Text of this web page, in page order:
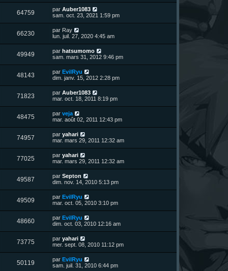
u
s
i
e
r
m
e
s
s
a
g
e
64759V
u
s
D
e
i
e
r
m
e
s
s
a
g
e
par Auber1083
sam. oct. 23, 2021 1:59 pm
66230V
u
s
D
e
i
e
r
m
e
s
s
a
g
e
par Ray
lun. juil. 27, 2020 4:45 am
49949V
u
s
D
e
i
e
r
m
e
s
s
a
g
e
par hatsumomo
sam. mars 31, 2012 9:46 pm
48143V
u
s
D
e
i
e
r
m
e
s
s
a
g
e
par EvilRyu
dim. janv. 15, 2012 2:28 pm
71823V
u
s
D
e
i
e
r
m
e
s
s
a
g
e
par Auber1083
mar. oct. 18, 2011 8:19 pm
48475V
u
s
D
e
i
e
r
m
e
s
s
a
g
e
par veja
mar. août 02, 2011 12:43 pm
74957V
u
s
D
e
i
e
r
m
e
s
s
a
g
e
par yahari
mar. mars 29, 2011 12:32 am
77025V
u
s
D
e
i
e
r
m
e
s
s
a
g
e
par yahari
mar. mars 29, 2011 12:32 am
49587V
u
s
D
e
i
e
r
m
e
s
s
a
g
e
par Septon
dim. nov. 14, 2010 5:13 pm
49509V
u
s
D
e
i
e
r
m
e
s
s
a
g
par EvilRyu
mar. oct. 05, 2010 3:10 pm
48660V
u
s
D
e
i
e
r
m
e
par EvilRyu
dim. oct. 03, 2010 12:16 am
73775V
u
D
e
i
e
par yahari
mer. sept. 08, 2010 11:12 pm
50119V
D
e
par EvilRyu
sam. juil. 31, 2010 6:44 pm